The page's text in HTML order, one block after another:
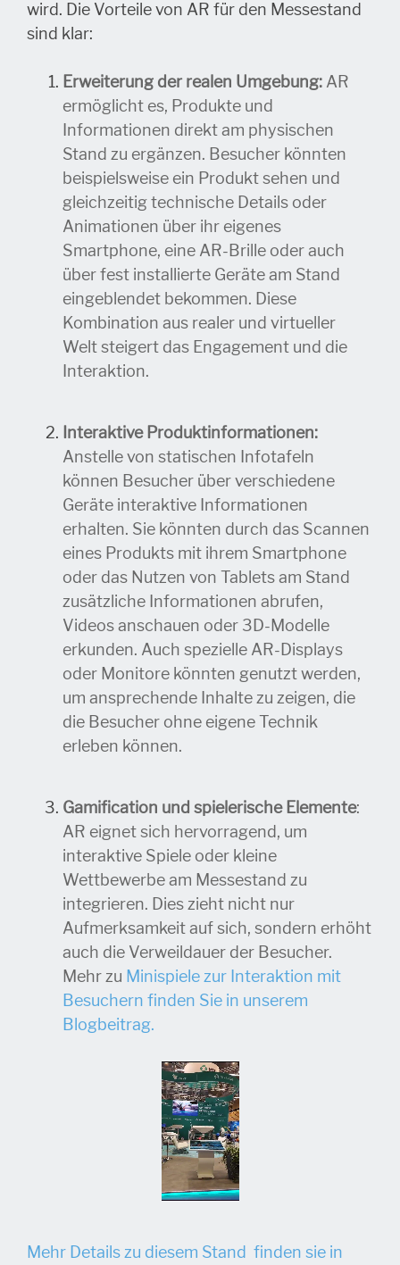
wird. Die Vorteile von AR für den Messestand
sind klar:
Erweiterung der realen Umgebung: AR
ermöglicht es, Produkte und
Informationen direkt am physischen
Stand zu ergänzen. Besucher könnten
beispielsweise ein Produkt sehen und
gleichzeitig technische Details oder
Animationen über ihr eigenes
Smartphone, eine AR-Brille oder auch
über fest installierte Geräte am Stand
eingeblendet bekommen. Diese
Kombination aus realer und virtueller
Welt steigert das Engagement und die
Interaktion.
Interaktive Produktinformationen:
Anstelle von statischen Infotafeln
können Besucher über verschiedene
Geräte interaktive Informationen
erhalten. Sie könnten durch das Scannen
eines Produkts mit ihrem Smartphone
oder das Nutzen von Tablets am Stand
zusätzliche Informationen abrufen,
Videos anschauen oder 3D-Modelle
erkunden. Auch spezielle AR-Displays
oder Monitore könnten genutzt werden,
um ansprechende Inhalte zu zeigen, die
die Besucher ohne eigene Technik
erleben können.
Gamification und spielerische Elemente:
AR eignet sich hervorragend, um
interaktive Spiele oder kleine
Wettbewerbe am Messestand zu
integrieren. Dies zieht nicht nur
Aufmerksamkeit auf sich, sondern erhöht
auch die Verweildauer der Besucher.
Mehr zu Minispiele zur Interaktion mit
Besuchern finden Sie in unserem
Blogbeitrag.
Mehr Details zu diesem Stand finden sie in